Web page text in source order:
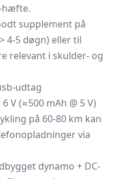
hæfte.
supplement på
4-5 døgn) eller til
relevant i skulder- og
udtag
V (≈500 mAh @ 5 V)
på 60-80 km kan
via
dynamo + DC-